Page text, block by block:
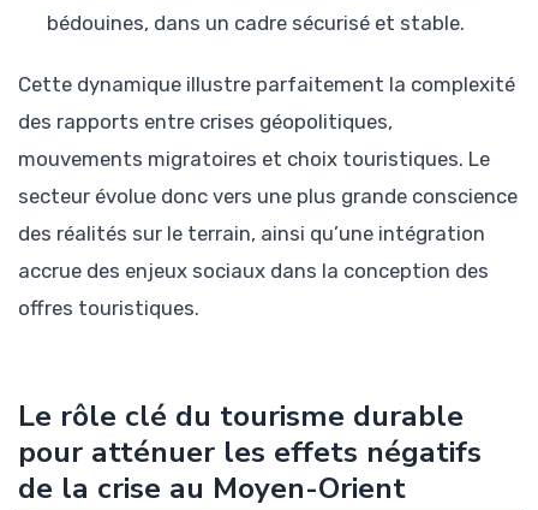
bédouines, dans un cadre sécurisé et stable.
Cette dynamique illustre parfaitement la complexité
des rapports entre crises géopolitiques,
mouvements migratoires et choix touristiques. Le
secteur évolue donc vers une plus grande conscience
des réalités sur le terrain, ainsi qu’une intégration
accrue des enjeux sociaux dans la conception des
offres touristiques.
Le rôle clé du tourisme durable
pour atténuer les effets négatifs
de la crise au Moyen-Orient